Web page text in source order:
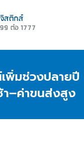
พิ่มช่วงปลายปี
–ค่าขนส่งสูง